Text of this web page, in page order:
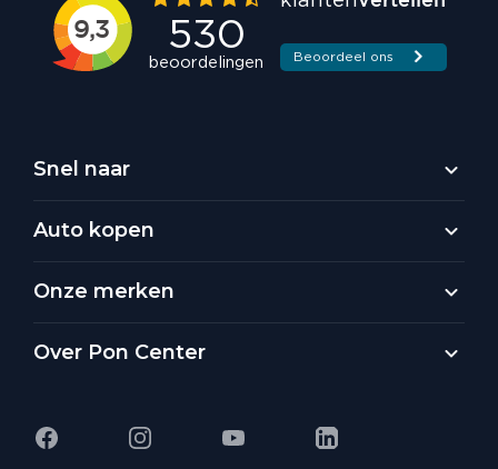
Snel naar
Auto kopen
Onze merken
Over Pon Center